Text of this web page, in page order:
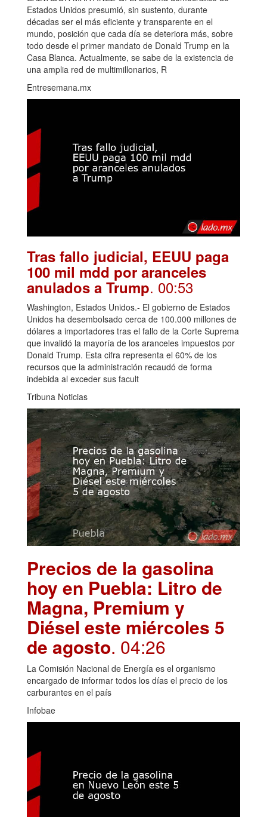
Estados Unidos presumió, sin sustento, durante
décadas ser el más eficiente y transparente en el
mundo, posición que cada día se deteriora más, sobre
todo desde el primer mandato de Donald Trump en la
Casa Blanca. Actualmente, se sabe de la existencia de
una amplia red de multimillonarios, R
Entresemana.mx
Tras fallo judicial, EEUU paga
100 mil mdd por aranceles
anulados a Trump. 00:53
Washington, Estados Unidos.- El gobierno de Estados
Unidos ha desembolsado cerca de 100.000 millones de
dólares a importadores tras el fallo de la Corte Suprema
que invalidó la mayoría de los aranceles impuestos por
Donald Trump. Esta cifra representa el 60% de los
recursos que la administración recaudó de forma
indebida al exceder sus facult
Tribuna Noticias
Precios de la gasolina
hoy en Puebla: Litro de
Magna, Premium y
Diésel este miércoles 5
de agosto. 04:26
La Comisión Nacional de Energía es el organismo
encargado de informar todos los días el precio de los
carburantes en el país
Infobae